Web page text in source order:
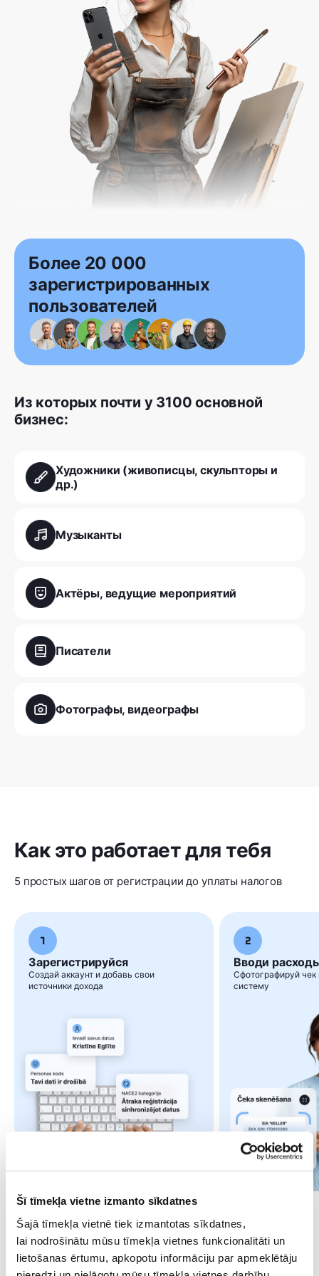
Šī tīmekļa vietne izmanto sīkdatnes
Šajā tīmekļa vietnē tiek izmantotas sīkdatnes,
lai nodrošinātu mūsu tīmekļa vietnes funkcionalitāti un
lietošanas ērtumu, apkopotu informāciju par apmeklētāju
Более 20 000
зарегистрированных
пользователей
Из которых почти у 3100 основной
бизнес:
Художники (живописцы, скульпторы и
др.)
Музыканты
Актёры, ведущие мероприятий
Писатели
Фотографы, видеографы
Как это работает для тебя
5 простых шагов от регистрации до уплаты налогов
Зарегистрируйся
Создай аккаунт и добавь свои
источники дохода
Вводи
Сфотографируй чек
систему